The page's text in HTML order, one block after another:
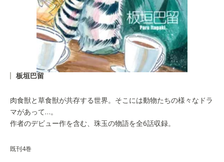
板垣巴留
肉食獣と草食獣が共存する世界。そこには動物たちの様々なドラ
マがあって…。
作者のデビュー作を含む、珠玉の物語を全6話収録。
既刊4巻